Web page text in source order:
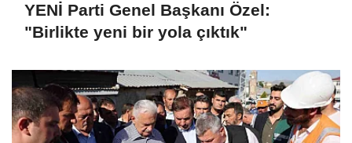
YENİ Parti Genel Başkanı Özel:
"Birlikte yeni bir yola çıktık"